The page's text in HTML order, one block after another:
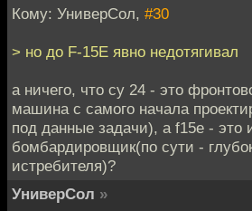
Кому: УниверСол, #30
> но до F-15E явно недотягивал
а ничего, что су 24 - это
машина с самого начала
под данные задачи), а f15е - это
бомбардировщик(по сути -
истребителя)?
УниверСол »